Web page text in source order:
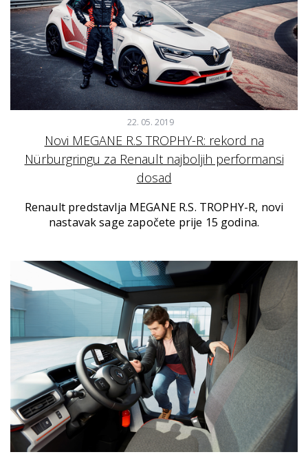
22. 05. 2019
Novi MEGANE R.S TROPHY-R: rekord na
Nürburgringu za Renault najboljih performansi
dosad
Renault predstavlja MEGANE R.S. TROPHY-R, novi
nastavak sage započete prije 15 godina.